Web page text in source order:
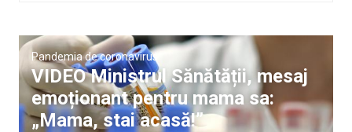
Pandemia de coronavirus
VIDEO Ministrul Sănătății, mesaj
emoționant pentru mama sa:
„Mama, stai acasă!”